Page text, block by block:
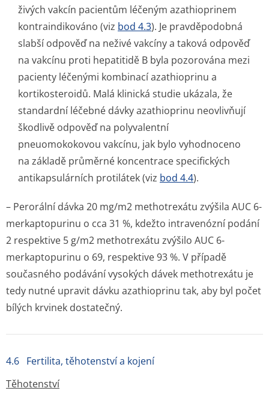
živých vakcín pacientům léčeným azathioprinem
kontraindikováno (viz bod 4.3). Je pravděpodobná
slabší odpověď na neživé vakcíny a taková odpověď
na vakcínu proti hepatitidě B byla pozorována mezi
pacienty léčenými kombinací azathioprinu a
kortikosteroidů. Malá klinická studie ukázala, že
standardní léčebné dávky azathioprinu neovlivňují
škodlivě odpověď na polyvalentní
pneuomokokovou vakcínu, jak bylo vyhodnoceno
na základě průměrné koncentrace specifických
antikapsulárních protilátek (viz bod 4.4).
– Perorální dávka 20 mg/m2 methotrexátu zvýšila AUC 6-
merkaptopurinu o cca 31 %, kdežto intravenózní podání
2 respektive 5 g/m2 methotrexátu zvýšilo AUC 6-
merkaptopurinu o 69, respektive 93 %. V případě
současného podávání vysokých dávek methotrexátu je
tedy nutné upravit dávku azathioprinu tak, aby byl počet
bílých krvinek dostatečný.
4.6 Fertilita, těhotenství a kojení
Těhotenství